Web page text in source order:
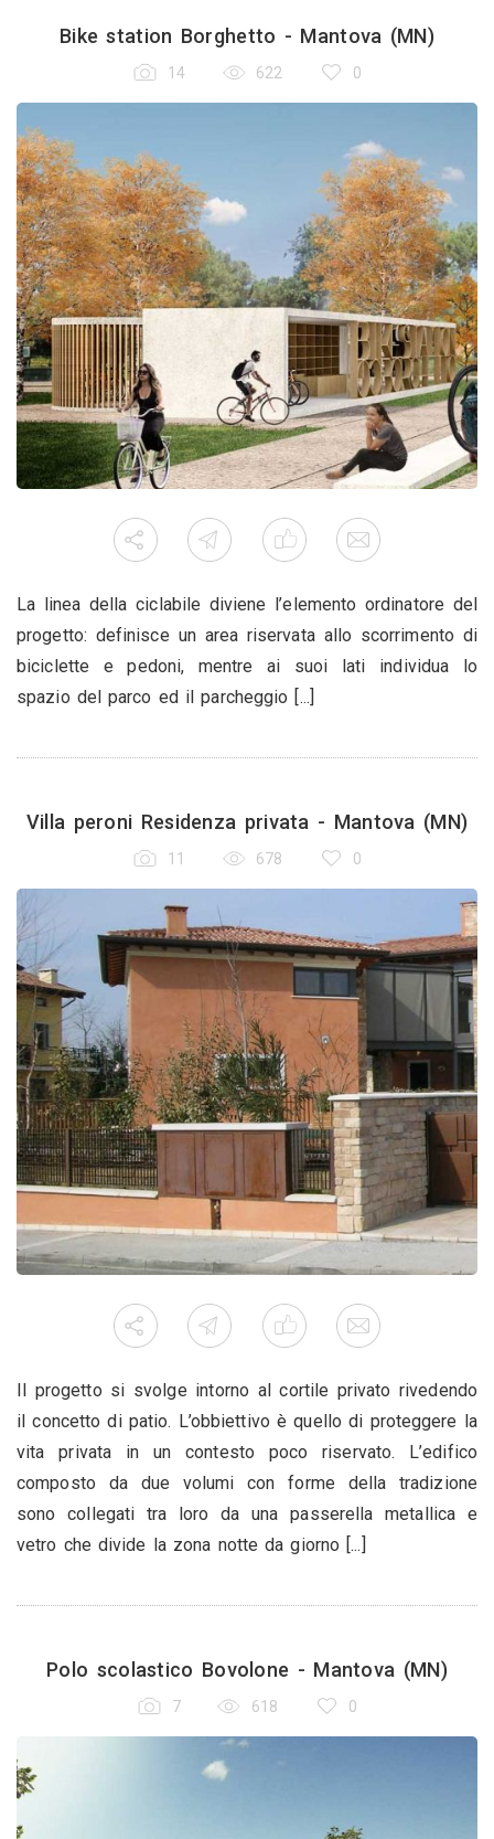
Bike station Borghetto - Mantova (MN)
14 622 0
La linea della ciclabile diviene l’elemento ordinatore del
progetto: definisce un area riservata allo scorrimento di
biciclette e pedoni, mentre ai suoi lati individua lo
spazio del parco ed il parcheggio [...]
Villa peroni Residenza privata - Mantova (MN)
11 678 0
Il progetto si svolge intorno al cortile privato rivedendo
il concetto di patio. L’obbiettivo è quello di proteggere la
vita privata in un contesto poco riservato. L’edifico
composto da due volumi con forme della tradizione
sono collegati tra loro da una passerella metallica e
vetro che divide la zona notte da giorno [...]
Polo scolastico Bovolone - Mantova (MN)
7 618 0